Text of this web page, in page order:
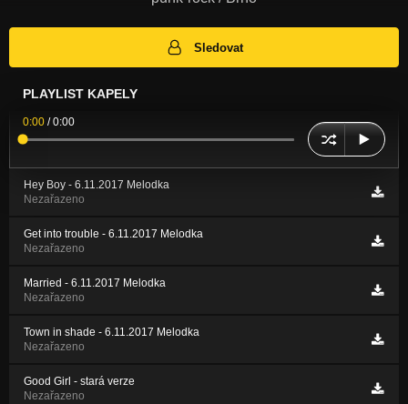
Sledovat
PLAYLIST KAPELY
0:00 /0:00
Hey Boy - 6.11.2017 Melodka
Nezařazeno
Get into trouble - 6.11.2017 Melodka
Nezařazeno
Married - 6.11.2017 Melodka
Nezařazeno
Town in shade - 6.11.2017 Melodka
Nezařazeno
Good Girl - stará verze
Nezařazeno